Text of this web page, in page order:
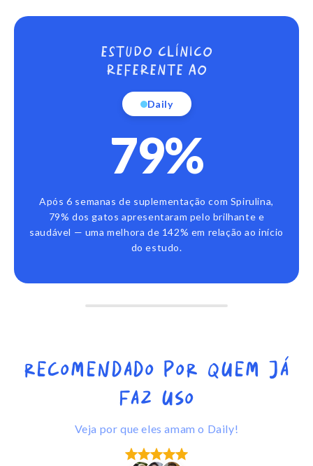
Fonte de cálcio essencial para ossos, dentes e
funções metabólicas.ESTUDO CLÍNICO
REFERENTE AO
Daily
79%
Após 6 semanas de suplementação com Spirulina,
79% dos gatos apresentaram pelo brilhante e
saudável — uma melhora de 142% em relação ao início
do estudo.
recomendado por quem já
faz uso
Veja por que eles amam o Daily!
Talys Fernandes
resultado!